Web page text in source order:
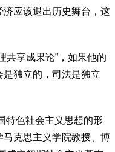
应该退出历史舞台，这
共享成果论”，如果他的
独立的，司法是独立
特色社会主义思想的形
克思主义学院教授、博